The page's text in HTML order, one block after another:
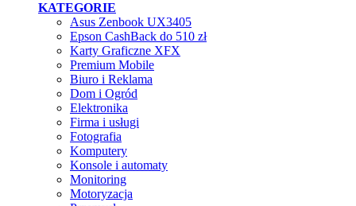
KATEGORIE
Asus Zenbook UX3405
Epson CashBack do 510 zł
Karty Graficzne XFX
Premium Mobile
Biuro i Reklama
Dom i Ogród
Elektronika
Firma i usługi
Fotografia
Komputery
Konsole i automaty
Monitoring
Motoryzacja